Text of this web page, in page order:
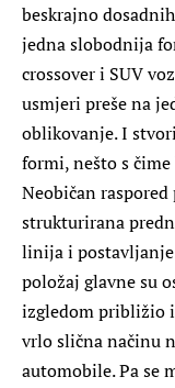
beskrajno
jedna slobodnija
crossover i SUV
usmjeri preše na
oblikovanje. I
formi, nešto s
Neobičan
strukturirana
linija i
položaj glavne su
izgledom približio
vrlo slična načinu
automobile. Pa se